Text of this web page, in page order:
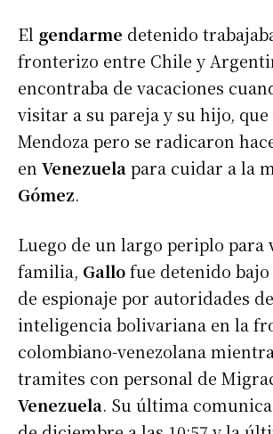
El gendarme detenido
fronterizo entre Chile y
encontraba de vacaciones
visitar a su pareja y su hijo,
Mendoza pero se radicaron
en Venezuelapara cuidar a la
Gómez.
Luego de un largo periplo para
familia, Gallofue detenido
de espionaje por autoridades
inteligencia bolivariana en la
colombiano-venezolana
tramites con personal de
Venezuela. Su última